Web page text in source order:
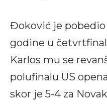
Đoković je pobedio
godine u
Karlos mu se
polufinalu US
skor je 5-4 za